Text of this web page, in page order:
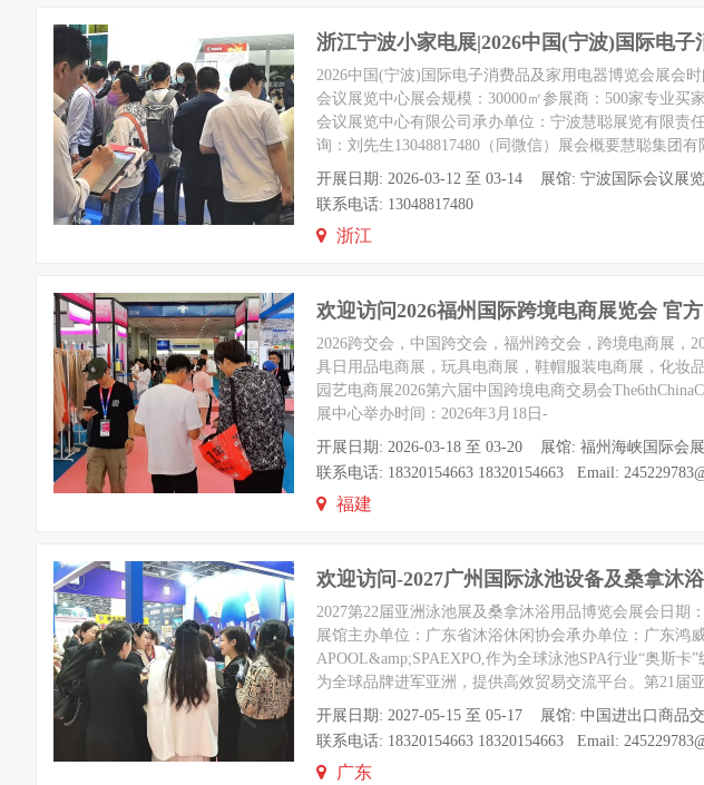
浙江宁波小家电展|2026中国(宁波)国际电
2026中国(宁波)国际电子消费品及家用电器博览会展会
会议展览中心展会规模：30000㎡参展商：500家专业买
会议展览中心有限公司承办单位：宁波慧聪展览有限责
询：刘先生13048817480（同微信）展会概要慧聪集团有
开展日期: 2026-03-12 至 03-14 展馆: 宁波国际会议展
联系电话: 13048817480
浙江
欢迎访问2026福州国际跨境电商展览会 官
2026跨交会，中国跨交会，福州跨交会，跨境电商展，
具日用品电商展，玩具电商展，鞋帽服装电商展，化妆
园艺电商展2026第六届中国跨境电商交易会
展中心举办时间：2026年3月18日-
开展日期: 2026-03-18 至 03-20 展馆: 福州海峡国际会
联系电话: 18320154663 18320154663 Email:
福建
欢迎访问-2027广州国际泳池设备及桑拿沐
2027第22届亚洲泳池展及桑拿沐浴用品博览会展会日期
展馆主办单位：广东省沐浴休闲协会承办单位：广东鸿
APOOL&amp;SPAEXPO,作为全球泳池SPA行业“奥斯
为全球品牌进军亚洲，提供高效贸易交流平台。第21届
开展日期: 2027-05-15 至 05-17 展馆: 中国进出口商品
联系电话: 18320154663 18320154663 Email:
广东